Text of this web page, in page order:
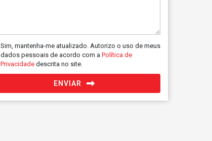
Sim, mantenha-me atualizado. Autorizo o uso de meus
dados pessoais de acordo com a Política de
Privacidade descrita no site.
ENVIAR